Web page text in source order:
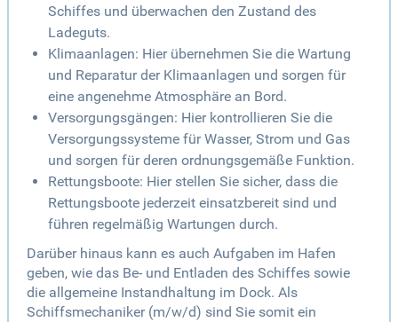
Schiffes und überwachen den Zustand des
Ladeguts.
Klimaanlagen: Hier übernehmen Sie die Wartung
und Reparatur der Klimaanlagen und sorgen für
eine angenehme Atmosphäre an Bord.
Versorgungsgängen: Hier kontrollieren Sie die
Versorgungssysteme für Wasser, Strom und Gas
und sorgen für deren ordnungsgemäße Funktion.
Rettungsboote: Hier stellen Sie sicher, dass die
Rettungsboote jederzeit einsatzbereit sind und
führen regelmäßig Wartungen durch.
Darüber hinaus kann es auch Aufgaben im Hafen
geben, wie das Be- und Entladen des Schiffes sowie
die allgemeine Instandhaltung im Dock. Als
Schiffsmechaniker (m/w/d) sind Sie somit ein